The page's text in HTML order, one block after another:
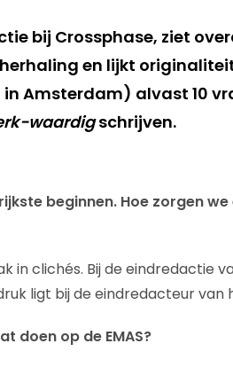
bij Crossphase, ziet
en lijkt
in Amsterdam) alvast 10
waardigschrijven.
beginnen. Hoe zorgen
in clichés. Bij de eindredactie
ligt bij de eindredacteur van
doen op de EMAS?